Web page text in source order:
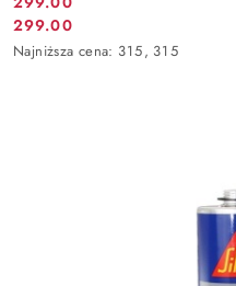
Cena
promocyjna:
Cena
promocyjna:
299.00
Najniższa
Najniższa cena: 315, 315